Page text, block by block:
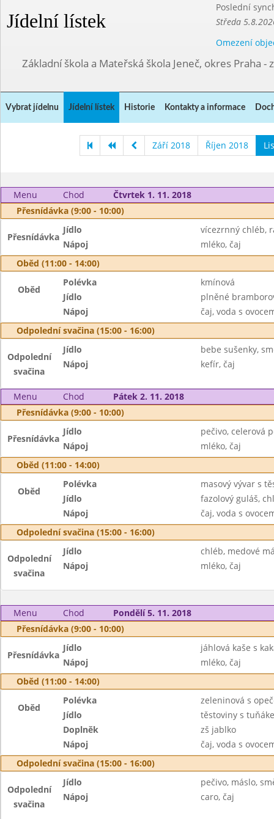
Jídelní lístek
Poslední
Středa
Omezení
Základní škola a Mateřská škola Jeneč, okres Praha -
Vybrat jídelnu Jídelní lístek Historie Kontakty a informace
Září 2018 Říjen 2018
Menu Chod
Čtvrtek 1. 11. 2018
Přesnídávka (9:00 - 10:00)
Přesnídávka
Jídlo
vícezrnný chléb,
Nápoj
mléko, čaj
Oběd (11:00 - 14:00)
Oběd
Polévka
kmínová
Jídlo
plněné
Nápoj
čaj, voda s
Odpolední svačina (15:00 - 16:00)
Odpolední
svačina
Jídlo
bebe sušenky,
Nápoj
kefír, čaj
Menu Chod
Pátek 2. 11. 2018
Přesnídávka (9:00 - 10:00)
Přesnídávka
Jídlo
pečivo, celerová
Nápoj
mléko, čaj
Oběd (11:00 - 14:00)
Oběd
Polévka
masový vývar s
Jídlo
fazolový guláš,
Nápoj
čaj, voda s
Odpolední svačina (15:00 - 16:00)
Odpolední
svačina
Jídlo
chléb, medové
Nápoj
mléko, čaj
Menu Chod
Pondělí 5. 11. 2018
Přesnídávka (9:00 - 10:00)
Přesnídávka
Jídlo
jáhlová kaše s
Nápoj
mléko, čaj
Oběd (11:00 - 14:00)
Oběd
Polévka
zeleninová s
Jídlo
těstoviny s
Doplněk
zš jablko
Nápoj
čaj, voda s
Odpolední svačina (15:00 - 16:00)
Odpolední
svačina
Jídlo
pečivo, máslo,
Nápoj
caro, čaj